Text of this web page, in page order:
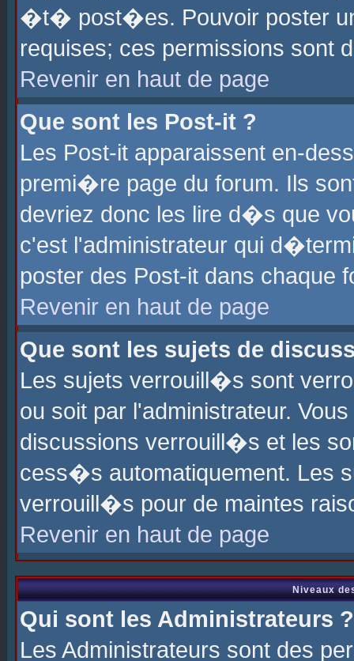
�t� post�es. Pouvoir poster
requises; ces permissions sont
Revenir en haut de page
Que sont les Post-it ?
Les Post-it apparaissent en-
premi�re page du forum. Ils
devriez donc les lire d�s que
c'est l'administrateur qui
poster des Post-it dans chaque
Revenir en haut de page
Que sont les sujets de
Les sujets verrouill�s sont
ou soit par l'administrateur.
discussions verrouill�s et les
cess�s automatiquement. Les
verrouill�s pour de maintes
Revenir en haut de page
Niveaux
Qui sont les Administrateurs ?
Les Administrateurs sont des